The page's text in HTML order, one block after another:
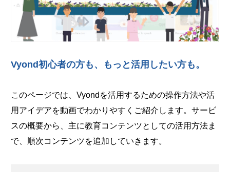
Vyond初心者の方も、もっと活用したい方も。
このページでは、Vyondを活用するための操作方法や活
用アイデアを動画でわかりやすくご紹介します。サービ
スの概要から、主に教育コンテンツとしての活用方法ま
で、順次コンテンツを追加していきます。